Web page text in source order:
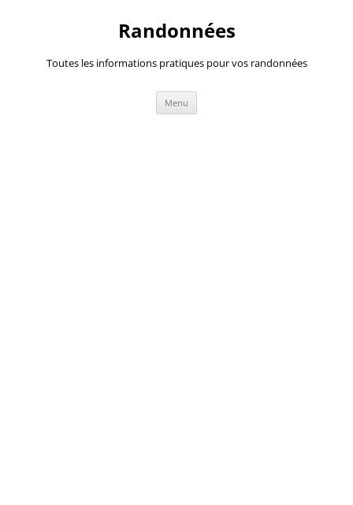
Randonnées
Toutes les informations pratiques pour vos randonnées
Menu